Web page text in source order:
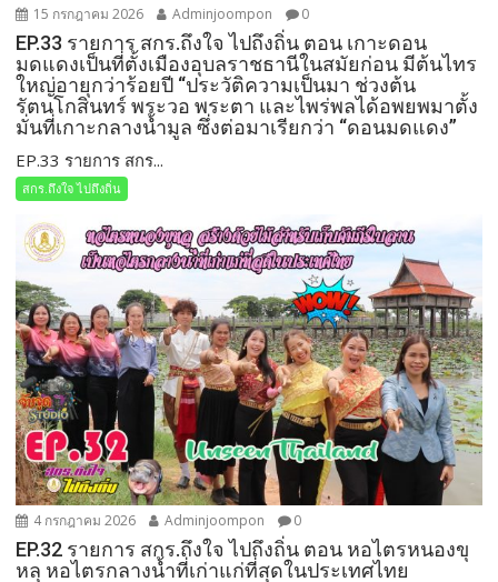
15 กรกฎาคม 2026 Adminjoompon 0
EP.33 รายการ สกร.ถึงใจ ไปถึงถิ่น ตอน เกาะดอน
มดแดงเป็นที่ตั้งเมืองอุบลราชธานีในสมัยก่อน มีต้นไทร
ใหญ่อายุกว่าร้อยปี “ประวัติความเป็นมา ช่วงต้น
รัตนโกสินทร์ พระวอ พระตา และไพร่พลได้อพยพมาตั้ง
มั่นที่เกาะกลางน้ำมูล ซึ่งต่อมาเรียกว่า “ดอนมดแดง”
EP.33 รายการ สกร...
สกร.ถึงใจ ไปถึงถิ่น
4 กรกฎาคม 2026 Adminjoompon 0
EP.32 รายการ สกร.ถึงใจ ไปถึงถิ่น ตอน หอไตรหนองขุ
หลุ หอไตรกลางน้ำที่เก่าแก่ที่สุดในประเทศไทย